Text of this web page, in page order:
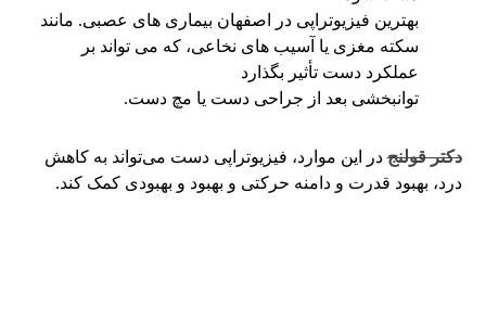
بهترین فیزیوتراپی در اصفهان بیماری های عصبی. مانند
سکته مغزی یا آسیب های نخاعی، که می تواند بر
عملکرد دست تأثیر بگذارد
توانبخشی بعد از جراحی دست یا مچ دست.
دکتر قولنجدر این موارد، فیزیوتراپی دست می‌تواند به کاهش
درد، بهبود قدرت و دامنه حرکتی و بهبود و بهبودی کمک کند.